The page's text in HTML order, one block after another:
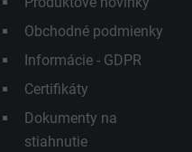
Obchodné podmienky
Informácie - GDPR
Certifikáty
Dokumenty na
stiahnutie